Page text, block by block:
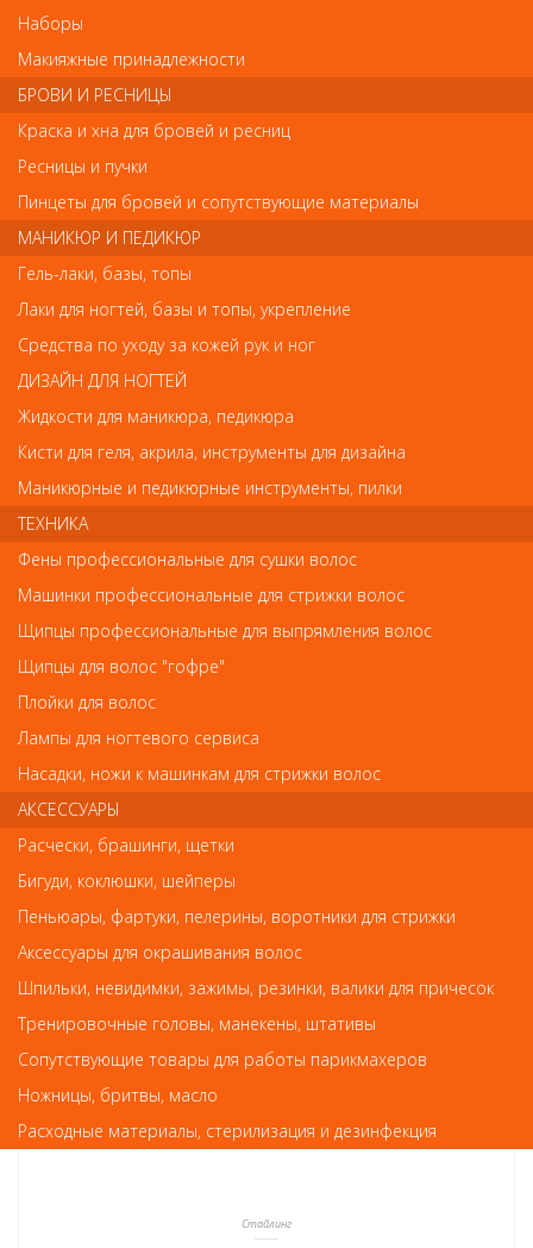
Упаковка:
200 мл
Артикул группы: 8473003
Отзывы
Ваш отзыв станет первым
Напишите свой отзыв
Комментарий
Имя
Код
Обратите внимание
фиксации 200мл» может отличаться от фотографий на сайте.
Несовпадение внешнего вида и комплектности реального
товара с фотографиями и описанием на сайте не является
показателем ненадлежащего качества товара.
Так же советуем посмотреть
Стайлинг
Наборы
Макияжные принадлежности
БРОВИ И РЕСНИЦЫ
Краска и хна для бровей и ресниц
Ресницы и пучки
Пинцеты для бровей и сопутствующие материалы
МАНИКЮР И ПЕДИКЮР
Гель-лаки, базы, топы
Лаки для ногтей, базы и топы, укрепление
Средства по уходу за кожей рук и ног
ДИЗАЙН ДЛЯ НОГТЕЙ
Жидкости для маникюра, педикюра
Кисти для геля, акрила, инструменты для дизайна
Маникюрные и педикюрные инструменты, пилки
ТЕХНИКА
Фены профессиональные для сушки волос
Машинки профессиональные для стрижки волос
Щипцы профессиональные для выпрямления волос
Щипцы для волос "гофре"
Плойки для волос
Лампы для ногтевого сервиса
Насадки, ножи к машинкам для стрижки волос
АКСЕССУАРЫ
Расчески, брашинги, щетки
Бигуди, коклюшки, шейперы
Пеньюары, фартуки, пелерины, воротники для стрижки
Аксессуары для окрашивания волос
Шпильки, невидимки, зажимы, резинки, валики для причесок
Тренировочные головы, манекены, штативы
Сопутствующие товары для работы парикмахеров
Ножницы, бритвы, масло
Расходные материалы, стерилизация и дезинфекция